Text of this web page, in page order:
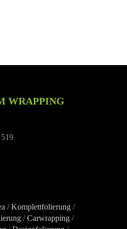
WRAPPING
/Komplettfolierung /
/Carwrapping /